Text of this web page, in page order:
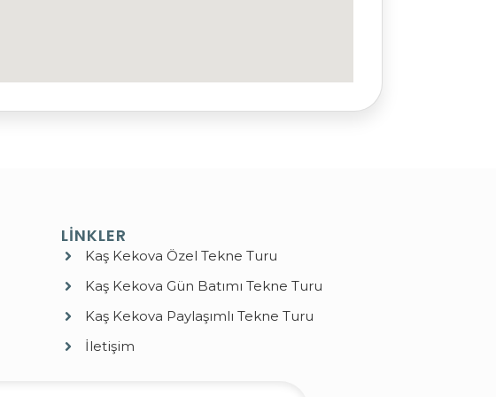
LINKLER
Kaş Kekova Özel Tekne Turu
Kaş Kekova Gün Batımı Tekne Turu
Kaş Kekova Paylaşımlı Tekne Turu
İletişim